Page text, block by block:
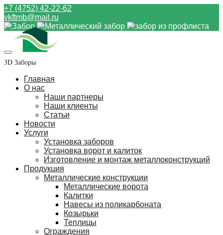
+7 (4752) 42-22-62
vkftmb@mail.ru
3D Заборы
Главная
О нас
Наши партнеры
Наши клиенты
Статьи
Новости
Услуги
Установка заборов
Установка ворот и калиток
Изготовление и монтаж металлоконструкций
Продукция
Металлические конструкции
Металлические ворота
Калитки
Навесы из поликарбоната
Козырьки
Теплицы
Ограждения